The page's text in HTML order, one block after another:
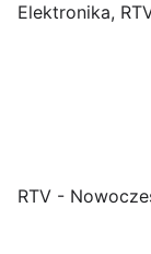
Elektronika,
RTV -